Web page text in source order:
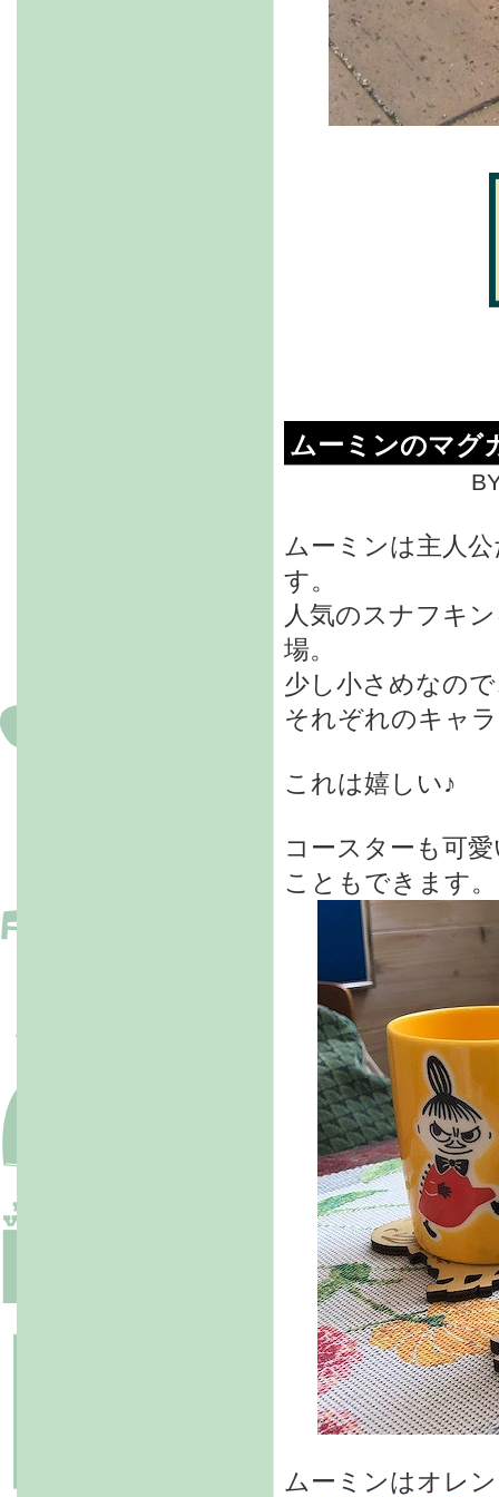
ムーミンのマグ
ムーミンは主人
す。
人気のスナフキ
場。
少し小さめなの
それぞれのキャ
これは嬉しい♪
コースターも可
こともできます。
ムーミンはオレ